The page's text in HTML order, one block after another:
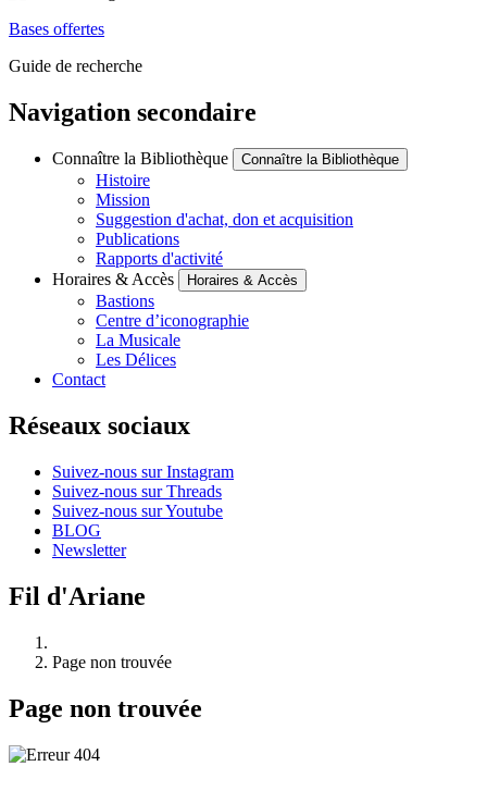
Bases offertes
Guide de recherche
Navigation secondaire
Connaître la Bibliothèque Connaître la Bibliothèque
Histoire
Mission
Suggestion d'achat, don et acquisition
Publications
Rapports d'activité
Horaires & Accès
Horaires & Accès
Bastions
Centre d’iconographie
La Musicale
Les Délices
Contact
Réseaux sociaux
Suivez-nous sur Instagram
Suivez-nous sur Threads
Suivez-nous sur Youtube
BLOG
Newsletter
Fil d'Ariane
Page non trouvée
Page non trouvée